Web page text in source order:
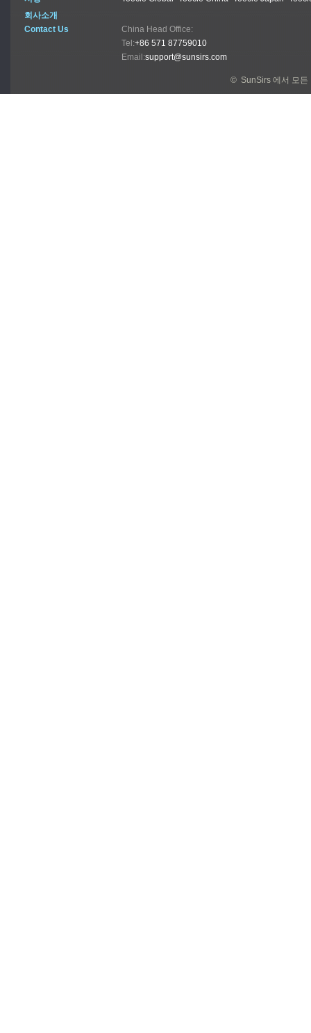
회사소개
Contact Us
China Head Office:
Tel:+86 571 87759010
Email:support@sunsirs.com
© SunSirs 에서 모